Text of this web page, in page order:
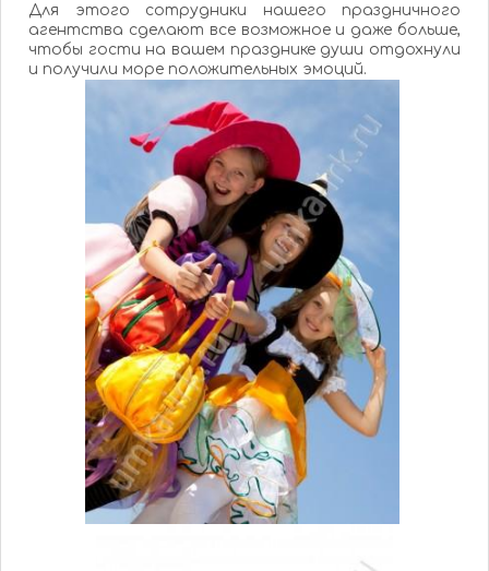
Для этого сотрудники нашего праздничного
агентства сделают все возможное и даже больше,
чтобы гости на вашем празднике души отдохнули
и получили море положительных эмоций.